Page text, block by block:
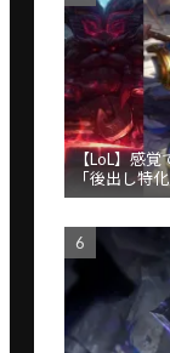
【LoL】感覚
「後出し特
話題